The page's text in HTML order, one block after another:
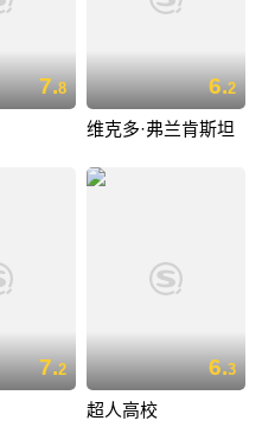
7.8 6.2
维克多·弗兰肯斯坦
7.2 6.3
超人高校